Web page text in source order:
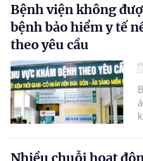
Bệnh viện không
bệnh bảo hiểm y tế
theo yêu cầu